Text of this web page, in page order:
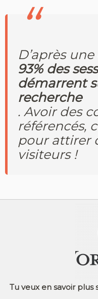
D’après
93% des
démarrent
recherche
. Avoir des
référencés,
pour attirer
visiteurs !
Tu veux en savoir plus